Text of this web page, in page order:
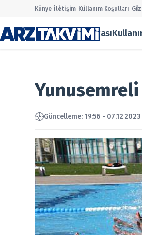
Künye İletişim Kullanım Koşulları
Gizlilik Politikası
Güncelleme: 19:56 - 07.12.2023